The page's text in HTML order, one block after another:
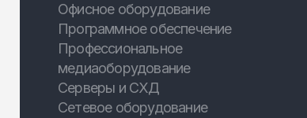
Офисное оборудование
Программное обеспечение
Профессиональное
медиаоборудование
Серверы и СХД
Сетевое оборудование